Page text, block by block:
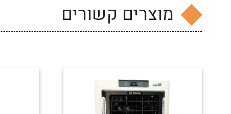
מוצרים קשורים